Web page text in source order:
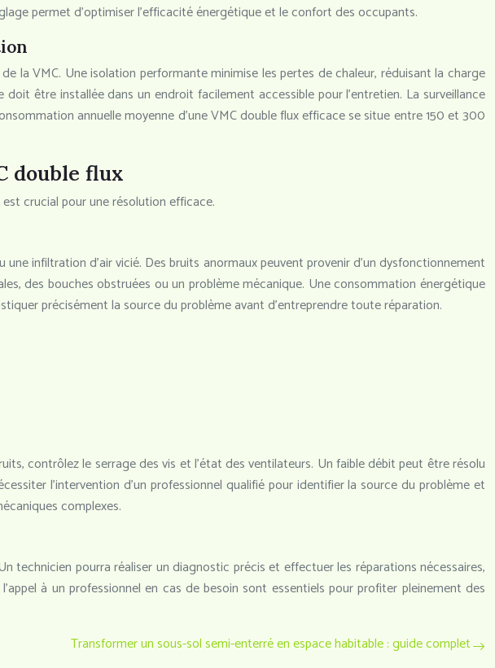
permet d’optimiser l’efficacité énergétique et le confort des occupants.
la VMC. Une isolation performante minimise les pertes de chaleur, réduisant la charge
être installée dans un endroit facilement accessible pour l’entretien. La surveillance
annuelle moyenne d’une VMC double flux efficace se situe entre 150 et 300
double flux
crucial pour une résolution efficace.
infiltration d’air vicié. Des bruits anormaux peuvent provenir d’un dysfonctionnement
des bouches obstruées ou un problème mécanique. Une consommation énergétique
précisément la source du problème avant d’entreprendre toute réparation.
contrôlez le serrage des vis et l’état des ventilateurs. Un faible débit peut être résolu
l’intervention d’un professionnel qualifié pour identifier la source du problème et
complexes.
technicien pourra réaliser un diagnostic précis et effectuer les réparations nécessaires,
à un professionnel en cas de besoin sont essentiels pour profiter pleinement des
Transformer un sous-sol semi-enterré en espace habitable : guide complet